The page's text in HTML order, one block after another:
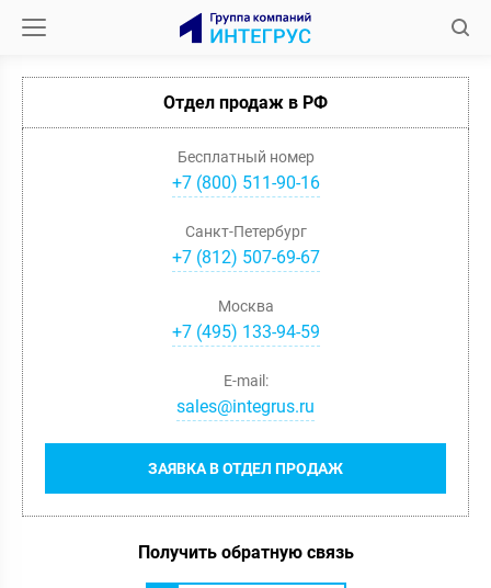
Отдел продаж в РФ
Бесплатный номер
+7 (800) 511-90-16
Санкт-Петербург
+7(812) 507-69-67
Москва
+7(495) 133-94-59
ЗАЯВКА В ОТДЕЛ ПРОДАЖ
E-mail:
sales@integrus.ru
Получить обратную связь